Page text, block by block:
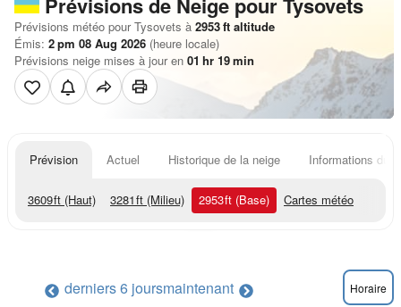
Prévisions météo pour Tysovets à 2953ft altitude
Émis: 2 pm 08 Aug 2026 (heure locale)
Prévisions neige mises à jour en 01 hr 18min
Prévision Actuel Historique de la neige Informations du
3609ft (Haut) 3281ft (Milieu) 2953ft (Base) Cartes météo
derniers 6 joursmaintenant Horaire